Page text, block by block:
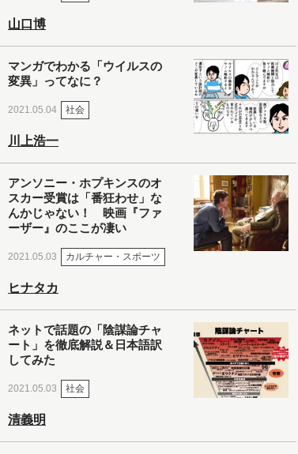
山口博
マンガでわかる「ウイルスの
変異」ってなに？
2021.05.04 社会
川上浩一
アンソニー・ホプキンスのオ
スカー受賞は「番狂わせ」な
んかじゃない！ 映画『ファ
ーザー』のここが凄い
2021.05.03 カルチャー・スポーツ
ヒナタカ
ネットで話題の「陰謀論チャ
ート」を徹底解説＆日本語訳
してみた
2021.05.03 社会
清義明